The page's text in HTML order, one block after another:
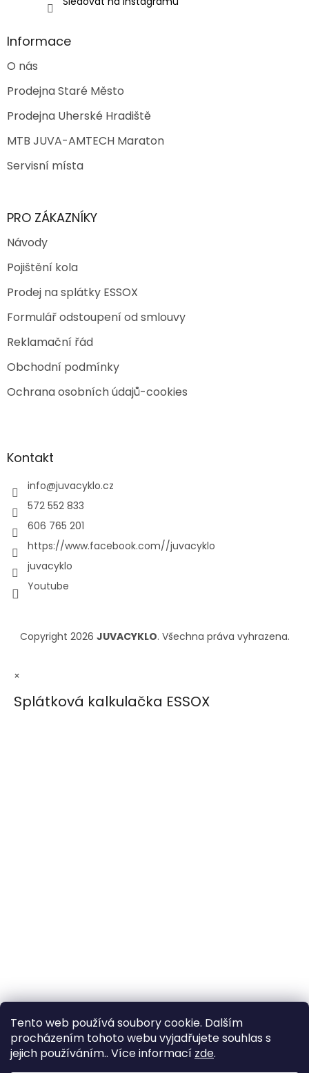
Tento web používá soubory cookie. Dalším
procházením tohoto webu vyjadřujete souhlas s
jejich používáním.. Více informací zde.
Informace
O nás
Prodejna Staré Město
Prodejna Uherské Hradiště
MTB JUVA-AMTECH Maraton
Servisní místa
PRO ZÁKAZNÍKY
Návody
Pojištění kola
Prodej na splátky ESSOX
Formulář odstoupení od smlouvy
Reklamační řád
Obchodní podmínky
Ochrana osobních údajů-cookies
Kontakt
info@juvacyklo.cz
572 552 833
606 765 201
https://www.facebook.com//juvacyklo
juvacyklo
Youtube
Copyright 2026 JUVACYKLO. Všechna práva vyhrazena.
×
Splátková kalkulačka ESSOX